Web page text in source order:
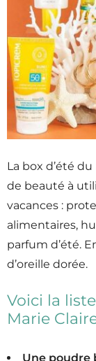
La box d’été
de beauté à
vacances :
alimentaires,
parfum d’été.
d’oreille dorée.
Voici la
Marie
Une poudre